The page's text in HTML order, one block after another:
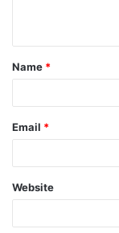
t
*
Name *
Email *
Website